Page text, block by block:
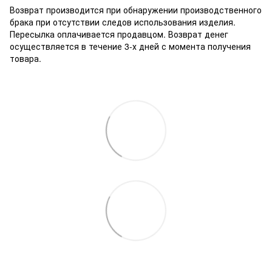
Возврат производится при обнаружении производственного
брака при отсутствии следов использования изделия.
Пересылка оплачивается продавцом. Возврат денег
осуществляется в течение 3-х дней с момента получения
товара.